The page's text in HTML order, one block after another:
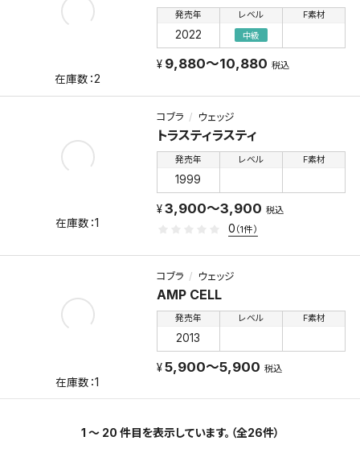
発売年
2022
レベル
中級
F素材
2
9,880～10,880 税込
コブラ ウェッジ
トラスティラスティ
発売年
1999
レベル F素材
1
3,900～3,900 税込
0 （1件）
コブラ ウェッジ
AMP CELL
発売年
2013
レベル F素材
1
5,900～5,900 税込
1 ～ 20 件目を表示しています。（全26件）